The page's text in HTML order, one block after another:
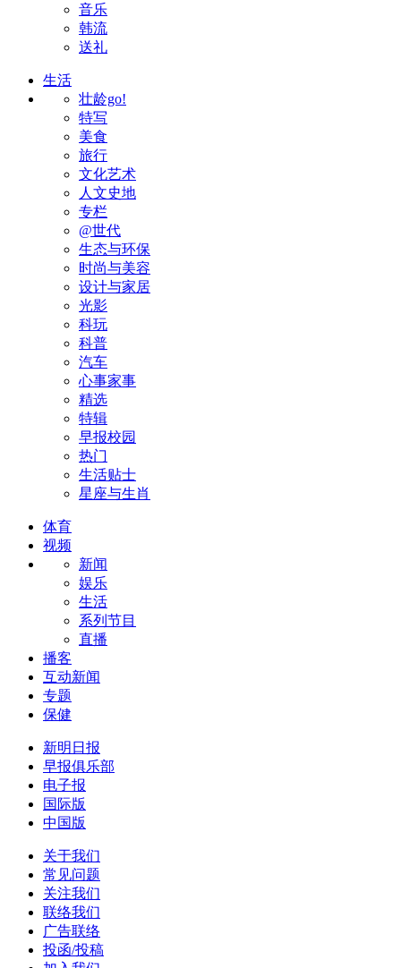
音乐
韩流
送礼
生活
壮龄go!
特写
美食
旅行
文化艺术
人文史地
专栏
@世代
生态与环保
时尚与美容
设计与家居
光影
科玩
科普
汽车
心事家事
精选
特辑
早报校园
热门
生活贴士
星座与生肖
体育
视频
新闻
娱乐
生活
系列节目
直播
播客
互动新闻
专题
保健
新明日报
早报俱乐部
电子报
国际版
中国版
关于我们
常见问题
关注我们
联络我们
广告联络
投函/投稿